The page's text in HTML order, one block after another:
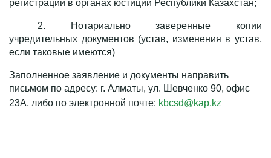
регистрации в органах юстиции Республики Казахстан;
2. Нотариально заверенные копии
учредительных документов (устав, изменения в устав,
если таковые имеются)
Заполненное заявление и документы направить
письмом по адресу: г. Алматы, ул. Шевченко 90, офис
23А, либо по электронной почте: kbcsd@kap.kz